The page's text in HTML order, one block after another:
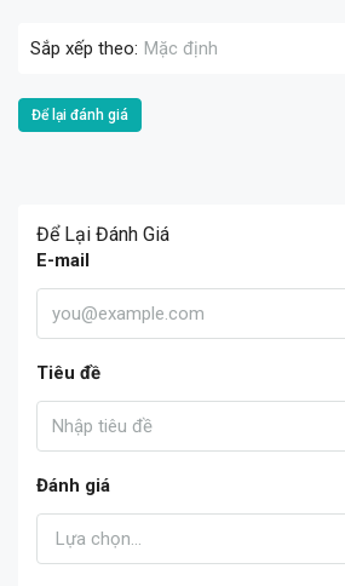
Sắp xếp theo: Mặc định
Để lại đánh giá
Để Lại Đánh Giá
E-mail
Tiêu đề
Đánh giá
Lựa chọn...